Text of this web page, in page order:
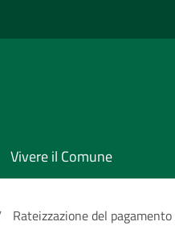
Vivere il Comune
Rateizzazione del